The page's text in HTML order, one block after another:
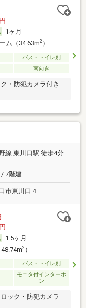
1ヶ月
ム（34.63m2）
バス・トイレ別
南向き
・防犯カメラ付き
線 東川口駅 徒歩4分
/ 7階建
市東川口４
1.5ヶ月
2）
バス・トイレ別
モニタ付インターホ
ン
ック・防犯カメラ